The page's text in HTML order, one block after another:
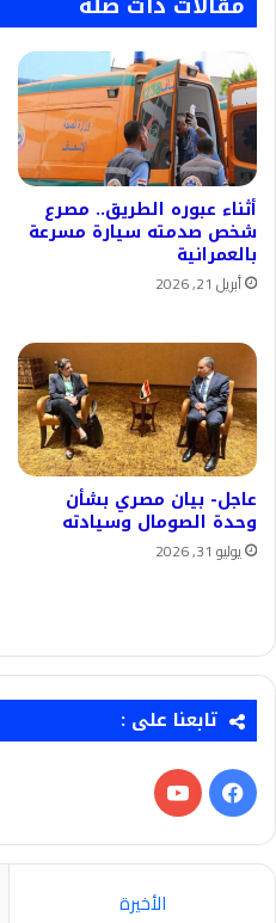
أثناء عبوره الطريق.. مصرع
شخص صدمته سيارة مسرعة
بالعمرانية
أبريل 21, 2026
عاجل- بيان مصري بشأن
وحدة الصومال وسيادته
يوليو 31, 2026
تابعنا على :
فيسبوك‫YouTube
الأخيرة